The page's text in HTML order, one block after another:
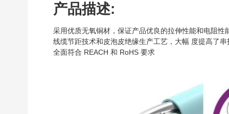
产品描述:
采用优质无氧铜材，保证产品优良的拉伸性能和电阻
线缆节距技术和皮泡皮绝缘生产工艺，大幅 度提高了
全面符合 REACH 和 RoHS 要求